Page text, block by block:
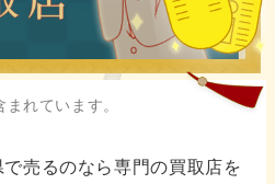
れています。
売るのなら専門の買取店を